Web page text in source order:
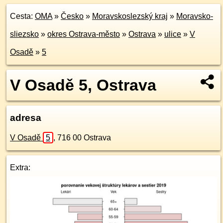
Cesta: OMA» Česko » Moravskoslezský kraj » Moravsko-
sliezsko » okres Ostrava-město » Ostrava » ulice » V
Osadě » 5
V Osadě 5, Ostrava
adresa
V Osadě 5 , 716 00 Ostrava
Extra: